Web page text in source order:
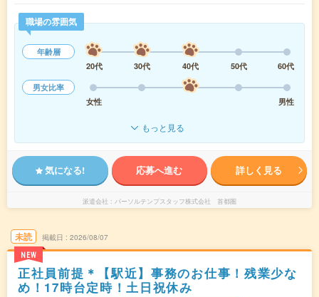
職場の雰囲気
年齢層
20代
30代 40代 50代
60代
男女比率
女性
男性
もっと見る
気になる! 応募へ進む 詳しく見る
派遣会社 パーソルテンプスタッフ株式会社 首都圏
未読
NEW
掲載日 2026/08/07
正社員前提＊【駅近】事務のお仕事！残業少な
め！17時台定時！土日祝休み